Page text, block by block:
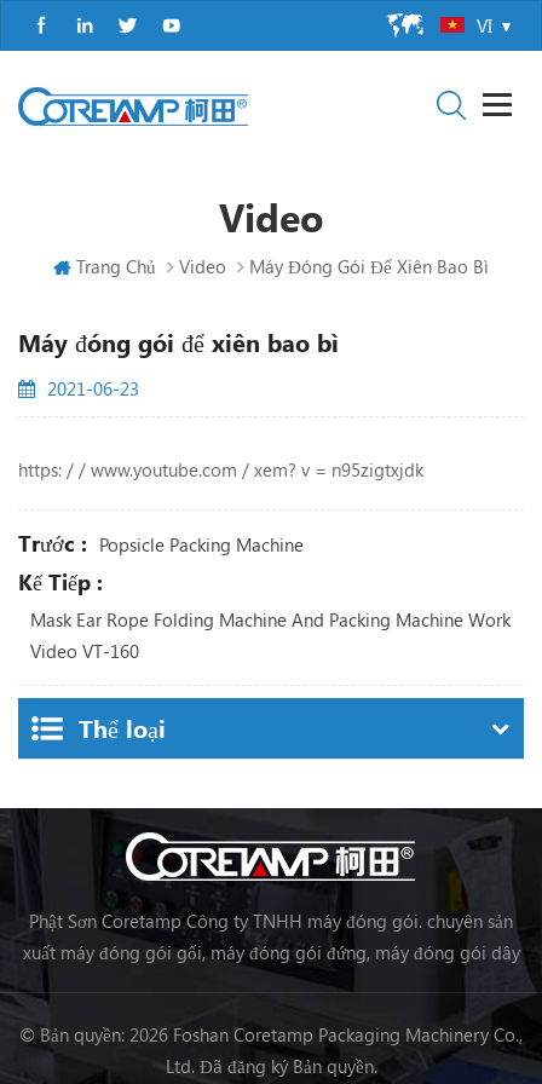
VI
Video
Trang Chủ Video Máy Đóng Gói Để Xiên Bao Bì
Máy đóng gói để xiên bao bì
2021-06-23
https: / / www.youtube.com / xem? v = n95zigtxjdk
Trước : Popsicle Packing Machine
Kế Tiếp :
Mask Ear Rope Folding Machine And Packing Machine Work
Video VT-160
Thể loại
Phật Sơn Coretamp Công ty TNHH máy đóng gói. chuyên sản
xuất máy đóng gói gối, máy đóng gói đứng, máy đóng gói dây
chuyền chế biến thực phẩm, máy đóng gói rau củ quả máy đóng
© Bản quyền: 2026 Foshan Coretamp Packaging Machinery Co.,
Ltd. Đã đăng ký Bản quyền.